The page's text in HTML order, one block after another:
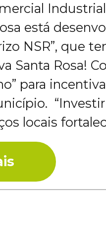
está
NSR”, que
Santa Rosa!
para
locais